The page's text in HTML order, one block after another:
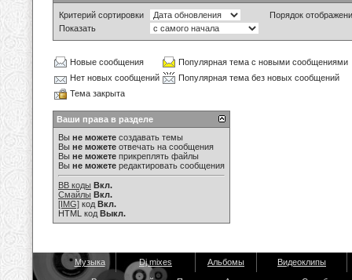
Критерий сортировки
Порядок
Показать
Новые сообщения
Популярная тема с новыми сообщениями
Нет новых сообщений
Популярная тема без новых сообщений
Тема закрыта
Ваши права в разделе
Вы не можете создавать темы
Вы не можете отвечать на сообщения
Вы не можете прикреплять файлы
Вы не можете редактировать сообщения
BB коды Вкл.
Смайлы Вкл.
[IMG] код Вкл.
HTML код Выкл.
Музыка Dj mixes Альбомы Видеоклипы